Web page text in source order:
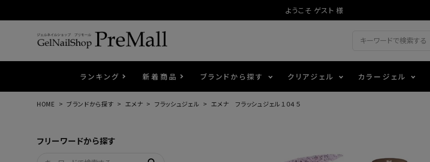
ようこそ ゲスト 様
ランキング 新着商品 ブランドから探す クリアジェル カラージェル
HOME ブランドから探す エメナ フラッシュジェル エメナ フラッシュジェル１０４５
フリーワードから探す